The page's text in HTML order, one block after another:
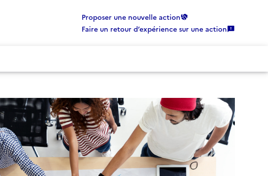
Proposer une nouvelle action
Faire un retour d’expérience sur une action